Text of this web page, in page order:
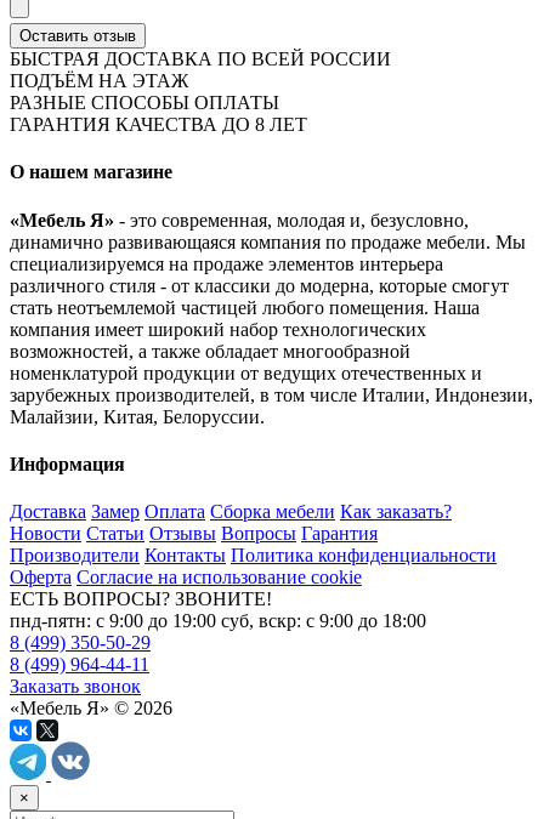
Оставить отзыв
БЫСТРАЯ ДОСТАВКА ПО ВСЕЙ РОССИИ
ПОДЪЁМ НА ЭТАЖ
РАЗНЫЕ СПОСОБЫ ОПЛАТЫ
ГАРАНТИЯ КАЧЕСТВА ДО 8 ЛЕТ
О нашем магазине
«Мебель Я» - это современная, молодая и, безусловно,
динамично развивающаяся компания по продаже мебели. Мы
специализируемся на продаже элементов интерьера
различного стиля - от классики до модерна, которые смогут
стать неотъемлемой частицей любого помещения. Наша
компания имеет широкий набор технологических
возможностей, а также обладает многообразной
номенклатурой продукции от ведущих отечественных и
зарубежных производителей, в том числе Италии, Индонезии,
Малайзии, Китая, Белоруссии.
Информация
Доставка Замер Оплата Сборка мебели Как заказать?
Новости Статьи Отзывы Вопросы Гарантия
Производители Контакты Политика конфиденциальности
Оферта Согласие на использование cookie
ЕСТЬ ВОПРОСЫ? ЗВОНИТЕ!
пнд-пятн: с 9:00 до 19:00 суб, вскр: с 9:00 до 18:00
8 (499) 350-50-29
8 (499) 964-44-11
Заказать звонок
«Мебель Я» © 2026
×